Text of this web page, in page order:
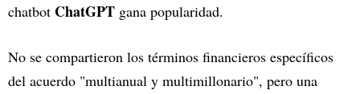
chatbot ChatGPT gana popularidad.
No se compartieron los términos financieros específicos
del acuerdo "multianual y multimillonario", pero una